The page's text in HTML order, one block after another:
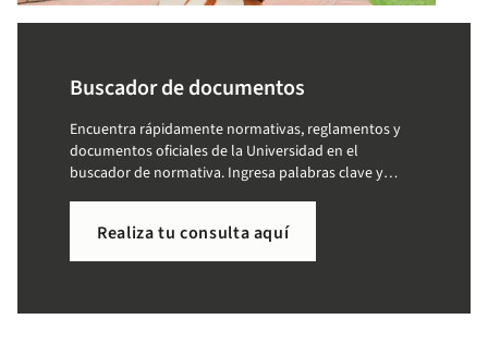
Buscador de documentos
Encuentra rápidamente normativas, reglamentos y
documentos oficiales de la Universidad en el
buscador de normativa. Ingresa palabras clave y
Realiza tu consulta aquí